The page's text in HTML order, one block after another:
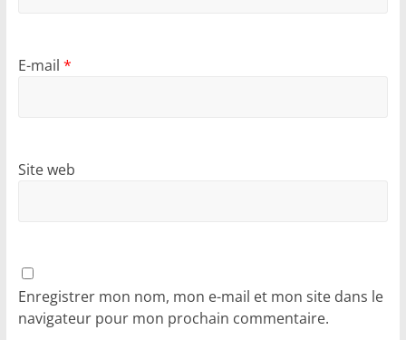
E-mail *
Site web
Enregistrer mon nom, mon e-mail et mon site dans le
navigateur pour mon prochain commentaire.